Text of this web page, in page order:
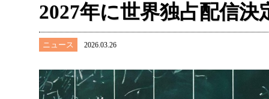
2027年に世界独占配信決
ニュース 2026.03.26